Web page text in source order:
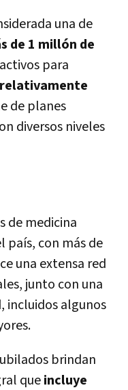
una de
de 1 millón de
para
de planes
diversos niveles
de medicina
país, con más de
una extensa red
junto con una
incluidos algunos
brindan
queincluye